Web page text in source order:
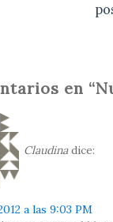
en
Claudina dice:
a las 9:03 PM